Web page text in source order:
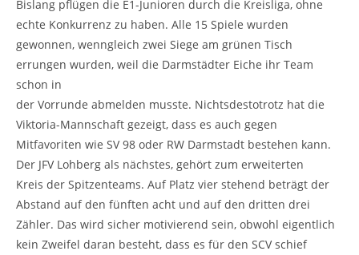
Bislang pflügen die E1-Junioren durch die Kreisliga, ohne
echte Konkurrenz zu haben. Alle 15 Spiele wurden
gewonnen, wenngleich zwei Siege am grünen Tisch
errungen wurden, weil die Darmstädter Eiche ihr Team
schon in
der Vorrunde abmelden musste. Nichtsdestotrotz hat die
Viktoria-Mannschaft gezeigt, dass es auch gegen
Mitfavoriten wie SV 98 oder RW Darmstadt bestehen kann.
Der JFV Lohberg als nächstes, gehört zum erweiterten
Kreis der Spitzenteams. Auf Platz vier stehend beträgt der
Abstand auf den fünften acht und auf den dritten drei
Zähler. Das wird sicher motivierend sein, obwohl eigentlich
kein Zweifel daran besteht, dass es für den SCV schief